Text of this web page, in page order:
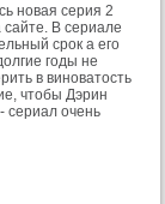
новая серия 2
В сериале
срок а его
годы не
в виноватость
чтобы Дэрин
сериал очень